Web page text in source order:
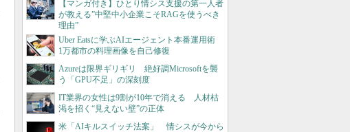
【マンガ付き】ひとり情シス支援の第一人者
が教える”中堅中小企業こそRAGを使うべき
理由”
Uber Eatsに学ぶAIエージェント本番運用術
1万都市の料理画像を自己修復
Azureは限界ギリギリ 絶好調Microsoftを襲
う「GPU不足」の深刻度
IT業界の女性は9割が10年で消える 人材枯
渇を招く“見えない壁”の正体
米「AIキルスイッチ法案」 情シスが今から